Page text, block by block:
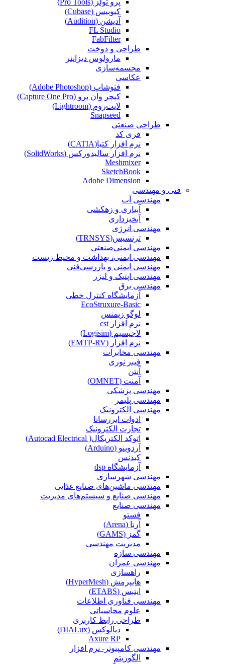
کیوبیس (Cubase‎)
آدیشن (Audition)
FL Studio
FabFilter
طراحی و دوخت
مارولوس دیزاینر
مجسمه‌سازی‌
عکاسی
فتوشاپ (Adobe Photoshop)
کپچر وان پرو (Capture One Pro)
لایت‌روم (Lightroom)
Snapseed
طراحی صنعتی
فری کد
نرم افزار کتیا(CATIA)
نرم افزار سالیدورکس (SolidWorks)
Meshmixer
SketchBook
Adobe Dimension
فنی و مهندسی
مهندسی آب
آبیاری و زهکشی
آبخیزداری
مهندسی انرژی
ترنسیس(TRNSYS)
مهندسی ایمنی‌صنعتی
مهندسی ایمنی، بهداشت و محیط زیست
مهندسی ایمنی‌ و‌ بازرسی‌فنی
مهندسی اپتیک و لیزر
مهندسی برق
آزمایشگاه کنترل خطی
EcoStruxure-Basic
لوگو زیمنس
نرم افزار cst
لاجیسیم (Logisim)
نرم افزار (EMTP-RV)
مهندسی مخابرات
فیبر نوری
آنتن
آمنت (OMNET)
مهندسی پزشکی
مهندسی پلیمر
مهندسی الکترونیک
ادوات ابررسانا
تجارت الکترونیک
اتوکد الکتریکال( Autocad Electrical)
آردوینو (Arduino)
کیدنس
آزمایشگاه dsp
مهندسی شهرسازی
مهندسی ماشین‌های صنایع غذایی
مهندسی صنایع و سیستم‌های مدیریت
مهندسی صنایع
فستو
آرنا (Arena)
گمز (GAMS)
مدیریت مهندسی
مهندسی سازه
مهندسی عمران‌
راهسازی
هایپرمش (HyperMesh)
ایتبس (ETABS)
مهندسی فناوری اطلاعات
علوم محاسباتی
طراحی رابط کاربری
دیالوکس (DIALux)
Axure RP
مهندسی کامپیوتر- نرم افزار
الگوریتم